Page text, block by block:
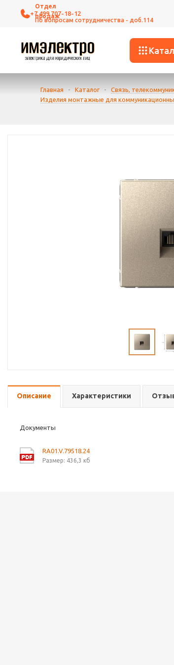
+7 499 707-18-12
Главная - Каталог - Связь,
Изделия монтажные для
Описание Характеристики
Документы
RA01.V.79518.24
Размер: 436,3 кб